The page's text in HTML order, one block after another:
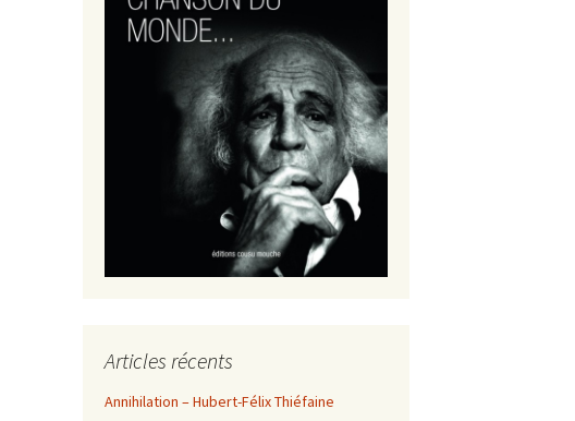
Articles récents
Annihilation – Hubert-Félix Thiéfaine